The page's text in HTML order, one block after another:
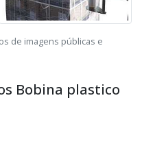
de imagens públicas e
Bobina plastico